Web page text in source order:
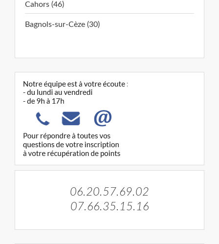
Cahors (46)
Bagnols-sur-Cèze (30)
06.20.57.69.02
07.66.35.15.16